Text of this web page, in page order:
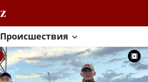
Происшествия